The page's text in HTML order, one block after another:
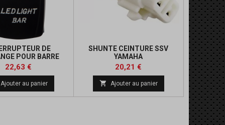
DE
POUR BARRE
D'ECLAIRAGE
Prix
22,63 €
base
Ajouter au panier
SHUNTE CEINTURE SSV
YAMAHA
Prix
20,21 €
 Ajouter au panier